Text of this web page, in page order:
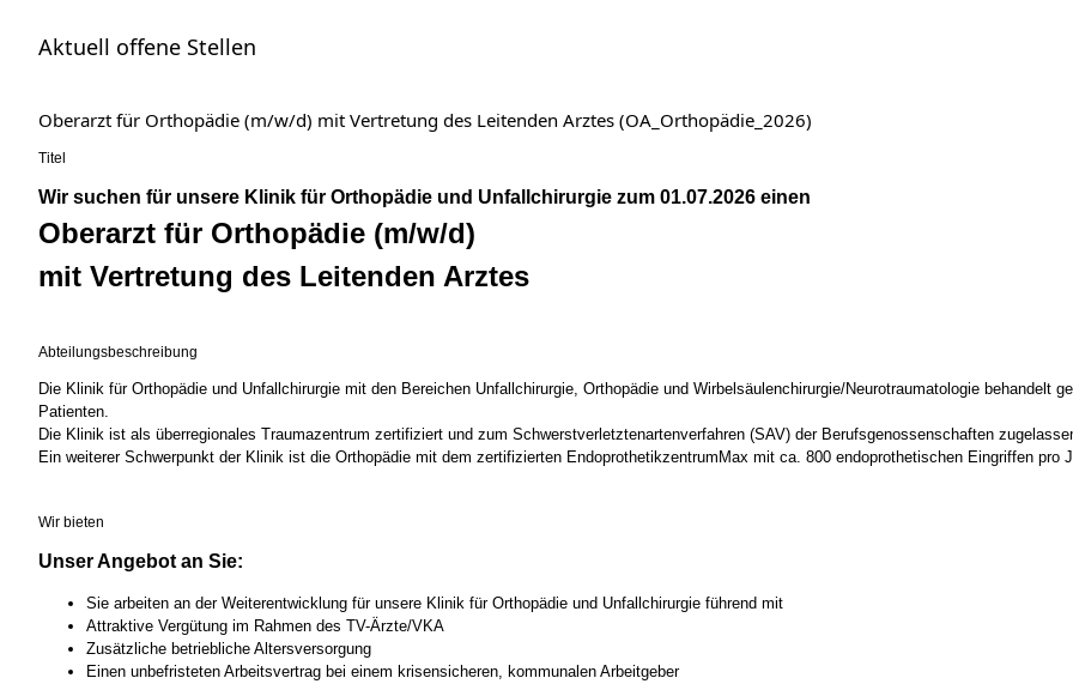
Aktuell offene Stellen
Oberarzt für Orthopädie (m/w/d) mit Vertretung des Leitenden Arztes (OA_Orthopädie_2026)
Titel
Wir suchen für unsere Klinik für Orthopädie und Unfallchirurgie zum 01.07.2026 einen
Oberarzt für Orthopädie (m/w/d)
mit Vertretung des Leitenden Arztes
Abteilungsbeschreibung
Die Klinik für Orthopädie und Unfallchirurgie mit den Bereichen Unfallchirurgie, Orthopädie und Wirbelsäulenchirurgie/Neurotraumatologie behandelt
Patienten.
Die Klinik ist als überregionales Traumazentrum zertifiziert und zum Schwerstverletztenartenverfahren (SAV) der Berufsgenossenschaften
Ein weiterer Schwerpunkt der Klinik ist die Orthopädie mit dem zertifizierten EndoprothetikzentrumMax mit ca. 800 endoprothetischen Eingriffen pro
Wir bieten
Unser Angebot an Sie:
Sie arbeiten an der Weiterentwicklung für unsere Klinik für Orthopädie und Unfallchirurgie führend mit
Attraktive Vergütung im Rahmen des TV-Ärzte/VKA
Zusätzliche betriebliche Altersversorgung
Einen unbefristeten Arbeitsvertrag bei einem krisensicheren, kommunalen Arbeitgeber